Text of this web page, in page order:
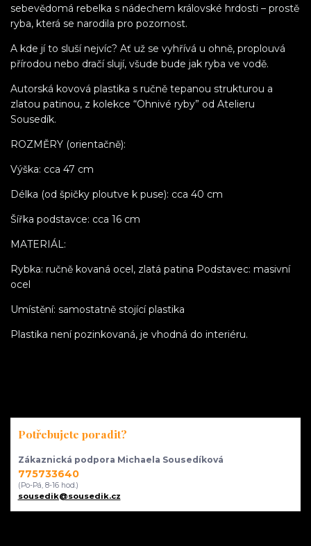
sebevědomá rebelka s nádechem královské hrdosti – prostě
ryba, která se narodila pro pozornost.
A kde jí to sluší nejvíc? Ať už se vyhřívá u ohně, proplouvá
přírodou nebo dračí slují, všude bude jak ryba ve vodě.
Autorská kovová plastika s ručně tepanou strukturou a
zlatou patinou, z kolekce “Ohnivé ryby” od Atelieru
Sousedík.
ROZMĚRY (orientačně):
Výška: cca 47 cm
Délka (od špičky ploutve k puse): cca 40 cm
Šířka podstavce: cca 16 cm
MATERIÁL:
Rybka: ručně kovaná ocel, zlatá patina Podstavec: masivní
ocel
Umístění: samostatně stojící plastika
Plastika není pozinkovaná, je vhodná do interiéru.
Potřebujete poradit?
Zákaznická podpora Michaela Sousedíková
775733640
(Po-Pá, 8-16 hod.)
sousedik@sousedik.cz